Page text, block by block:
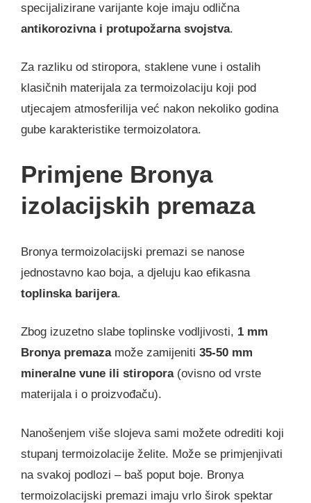
specijalizirane varijante koje imaju odlična
antikorozivna i protupožarna svojstva.
Za razliku od stiropora, staklene vune i ostalih
klasičnih materijala za termoizolaciju koji pod
utjecajem atmosferilija već nakon nekoliko godina
gube karakteristike termoizolatora.
Primjene Bronya
izolacijskih premaza
Bronya termoizolacijski premazi se nanose
jednostavno kao boja, a djeluju kao efikasna
toplinska barijera.
Zbog izuzetno slabe toplinske vodljivosti, 1 mm
Bronya premazamože zamijeniti 35-50 mm
mineralne vune ili stiropora(ovisno od vrste
materijala i o proizvođaču).
Nanošenjem više slojeva sami možete odrediti koji
stupanj termoizolacije želite. Može se primjenjivati
na svakoj podlozi – baš poput boje. Bronya
termoizolacijski premazi imaju vrlo širok spektar